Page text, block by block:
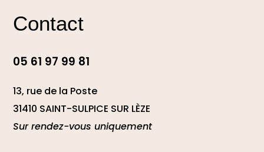
Contact
05 61 97 99 81
13, rue de la Poste
31410 SAINT-SULPICE SUR LÈZE
Sur rendez-vous uniquement